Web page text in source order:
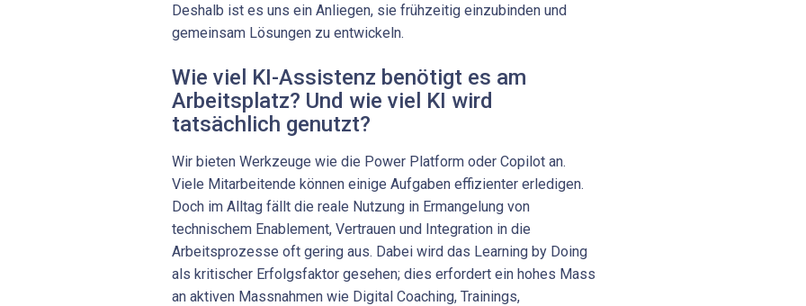
Deshalb ist es uns ein Anliegen, sie frühzeitig einzubinden und
gemeinsam Lösungen zu entwickeln.
Wie viel KI-Assistenz benötigt es am
Arbeitsplatz? Und wie viel KI wird
tatsächlich genutzt?
Wir bieten Werkzeuge wie die Power Platform oder Copilot an.
Viele Mitarbeitende können einige Aufgaben effizienter erledigen.
Doch im Alltag fällt die reale Nutzung in Ermangelung von
technischem Enablement, Vertrauen und Integration in die
Arbeitsprozesse oft gering aus. Dabei wird das Learning by Doing
als kritischer Erfolgsfaktor gesehen; dies erfordert ein hohes Mass
an aktiven Massnahmen wie Digital Coaching, Trainings,